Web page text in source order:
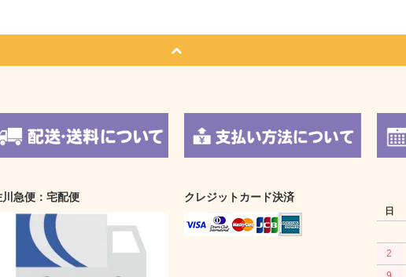
川急便：宅配便 クレジットカード決済
日
2